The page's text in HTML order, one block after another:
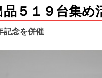
５１９台集め
記念を併催